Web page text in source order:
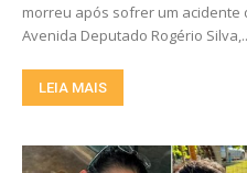
morreu após sofrer um acidente
Avenida Deputado Rogério
LEIA MAIS